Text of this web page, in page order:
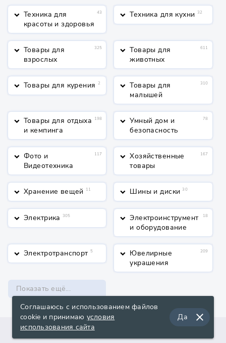
keyboard_arrow_down Техника для
красоты и здоровья
43 keyboard_arrow_down Техника для кухни 32
keyboard_arrow_down Товары для
взрослых
325 keyboard_arrow_down Товары для
животных
611
keyboard_arrow_down Товары для курения 2 keyboard_arrow_down Товары для
малышей
310
keyboard_arrow_down Товары для отдыха
и кемпинга
198 keyboard_arrow_down Умный дом и
безопасность
78
keyboard_arrow_down Фото и
Видеотехника
117 keyboard_arrow_down Хозяйственные
товары
167
keyboard_arrow_down Хранение вещей 11 keyboard_arrow_down Шины и диски 30
keyboard_arrow_down Электрика 305 keyboard_arrow_down Электроинструмент
и оборудование
18
keyboard_arrow_down Электротранспорт 5 keyboard_arrow_down Ювелирные
украшения
209
Показать ещё...
О сервисе Поддержка
Соглашаюсь с использованием файлов
cookie и принимаю условия
использования сайта
Да close